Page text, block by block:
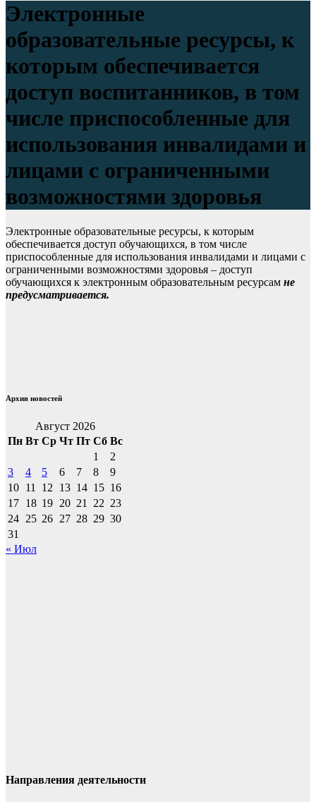
Электронные
образовательные ресурсы, к
которым обеспечивается
доступ воспитанников, в том
числе приспособленные для
использования инвалидами и
лицами с ограниченными
возможностями здоровья
Электронные образовательные ресурсы, к которым
обеспечивается доступ обучающихся, в том числе
приспособленные для использования инвалидами и лицами с
ограниченными возможностями здоровья – доступ
обучающихся к электронным образовательным ресурсам не
предусматривается.
Архив новостей
Август 2026
Пн Вт Ср Чт Пт Сб Вс
1
2
3
4 5 6 7 8
9
10 11 12 13 14 15 16
17 18 19 20 21 22 23
24 25 26 27 28 29 30
31
« Июл
Направления деятельности